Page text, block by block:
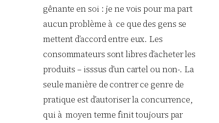
gênante en soi : je ne vois pour ma part
aucun problème à ce que des gens se
mettent d’accord entre eux. Les
consommateurs sont libres d’acheter les
produits – isssus d’un cartel ou non-. La
seule manière de contrer ce genre de
pratique est d’autoriser la concurrence,
qui à moyen terme finit toujours par